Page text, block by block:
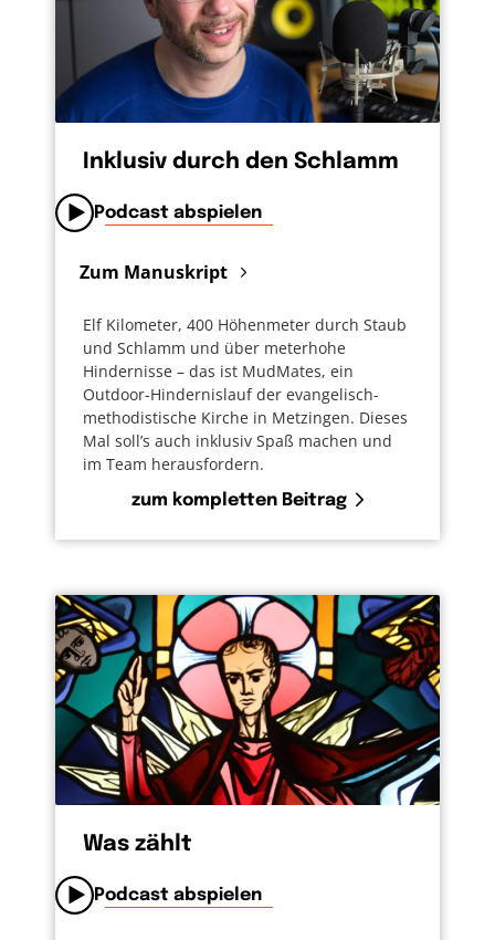
Inklusiv durch den Schlamm
Podcast abspielen
Zum Manuskript
Elf Kilometer, 400 Höhenmeter durch Staub
und Schlamm und über meterhohe
Hindernisse – das ist MudMates, ein
Outdoor-Hindernislauf der evangelisch-
methodistische Kirche in Metzingen. Dieses
Mal soll’s auch inklusiv Spaß machen und
im Team herausfordern.
zum kompletten Beitrag
Was zählt
Podcast abspielen